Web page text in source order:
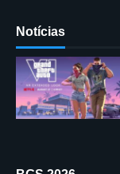
Notícias